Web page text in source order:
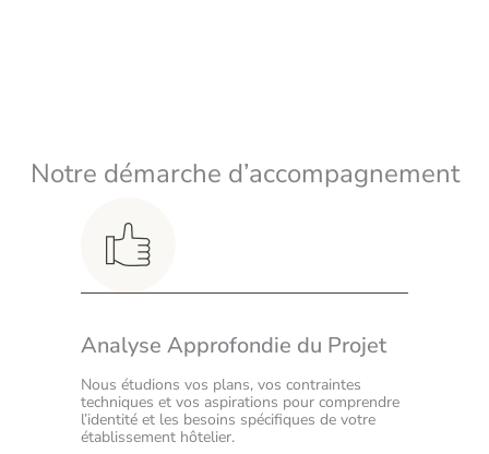
Notre démarche d’accompagnement
Analyse Approfondie du Projet
Nous étudions vos plans, vos contraintes
techniques et vos aspirations pour comprendre
l’identité et les besoins spécifiques de votre
établissement hôtelier.